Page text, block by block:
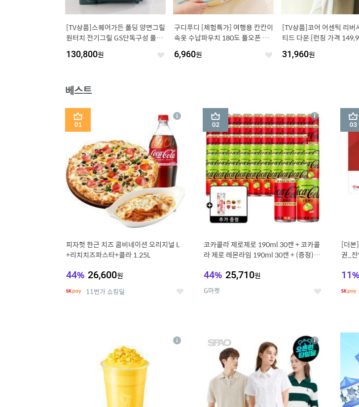
[TV상품]스퀘어가든 폴딩 양면그릴
원터치 전기그릴 GS단독구성 풀세
130,800원 좋
구디푸디 [체험특가] 여행용 칸칸이
속옷 수납파우치 180도 풀오픈 대
6,960원 좋
[TV상품]코어 어센틱 리버
티드 다운 [런칭 가격
31,960원
베스트
1
피자헛 한근 치즈 콤비네이션 오리지널 L
+리치치즈파스타+콜라 1.25L
44% 26,600원
11번가 쇼킹딜 좋
상
2
코카콜라 제로제로 190ml 30캔 + 코카콜
라 제로 레몬라임 190ml 30캔 + (증정) 콜
44% 25,710원
G마켓 좋
상
세
3
[더본
권_
11%
상 상
세
7